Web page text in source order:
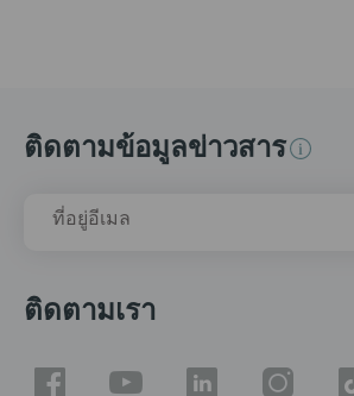
ติดตามข้อมูลข่าวสาร
ที่อยู่อีเมล
ติดตามเรา